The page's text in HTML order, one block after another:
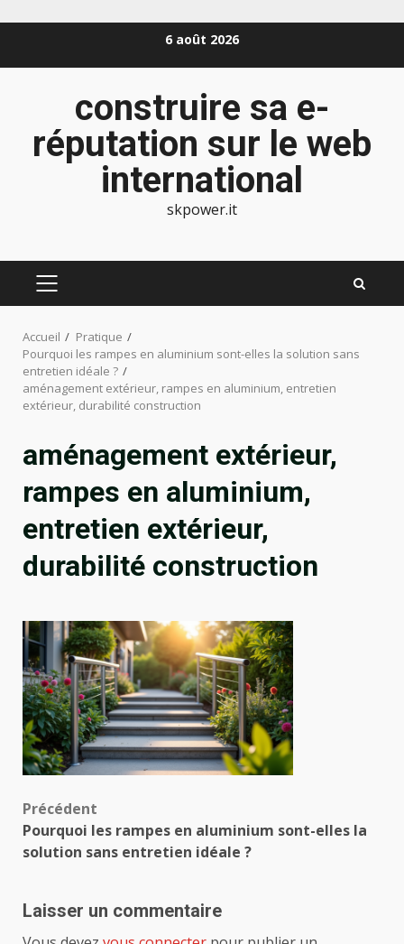
6 août 2026
construire sa e-
réputation sur le web
international
skpower.it
MENU
Accueil
Pratique
Pourquoi les rampes en aluminium sont-elles la solution sans
entretien idéale ?
aménagement extérieur, rampes en aluminium, entretien
extérieur, durabilité construction
aménagement extérieur,
rampes en aluminium,
entretien extérieur,
durabilité construction
Navigation
d’article
Précédent
Pourquoi les rampes en aluminium sont-elles la
solution sans entretien idéale ?
Laisser un commentaire